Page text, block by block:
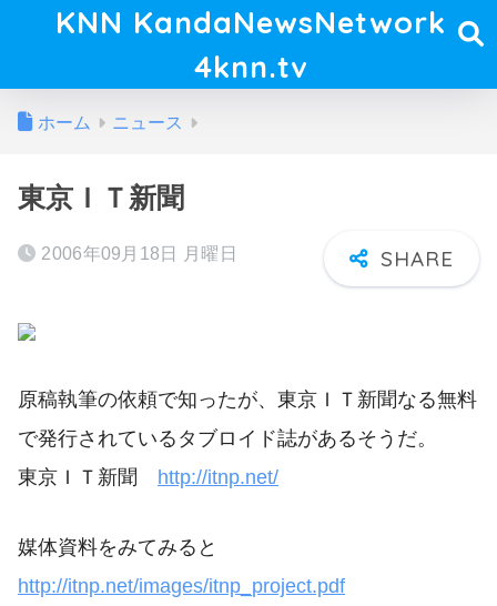
KNN KandaNewsNetwork
4knn.tv
ホーム ニュース
東京ＩＴ新聞
2006年09月18日 月曜日
原稿執筆の依頼で知ったが、東京ＩＴ新聞なる無料
で発行されているタブロイド誌があるそうだ。
東京ＩＴ新聞 http://itnp.net/
媒体資料をみてみると
http://itnp.net/images/itnp_project.pdf